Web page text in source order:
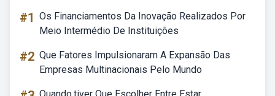
#1 Os Financiamentos Da Inovação Realizados Por
Meio Intermédio De Instituições
#2 Que Fatores Impulsionaram A Expansão Das
Empresas Multinacionais Pelo Mundo